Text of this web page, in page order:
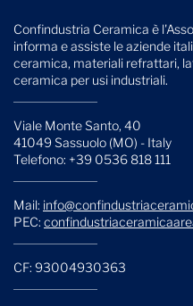
Confindustria Ceramica è
informa e assiste le aziende
ceramica, materiali refrattari,
ceramica per usi industriali.
Viale Monte Santo, 40
41049 Sassuolo (MO) - Italy
Telefono: +39 0536 818 111
Mail:
PEC:
CF: 93004930363